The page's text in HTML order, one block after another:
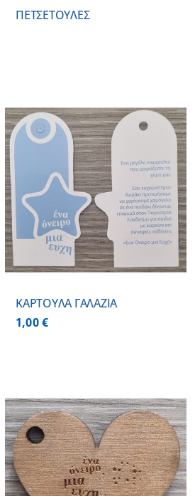
ΠΕΤΣΕΤΟΥΛΕΣ
ΚΑΡΤΟΥΛΑ ΓΑΛΑΖΙΑ
1,00€
ΠΡΟΣΘΗΚΗ ΣΤΟ ΚΑΛΑΘΙ
ΛΕΠΤΟΜΕΡΕΙΕΣ
ΠΡΟΣΘΗΚΗ ΣΤΟ ΚΑΛΑΘΙ
ΛΕΠΤΟΜΕΡΕΙΕΣ